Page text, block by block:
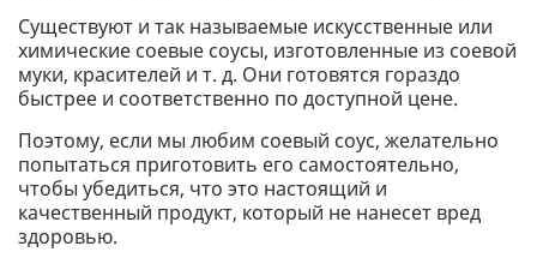
Существуют и так называемые искусственные или
химические соевые соусы, изготовленные из соевой
муки, красителей и т. д. Они готовятся гораздо
быстрее и соответственно по доступной цене.
Поэтому, если мы любим соевый соус, желательно
попытаться приготовить его самостоятельно,
чтобы убедиться, что это настоящий и
качественный продукт, который не нанесет вред
здоровью.